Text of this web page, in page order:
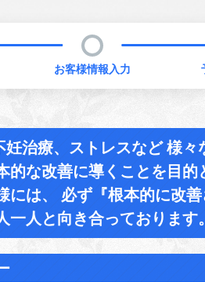
お客様情報入力
治療、ストレスなど 様
的な改善に導くことを目的
には、 必ず『根本的に改
人と向き合っております。